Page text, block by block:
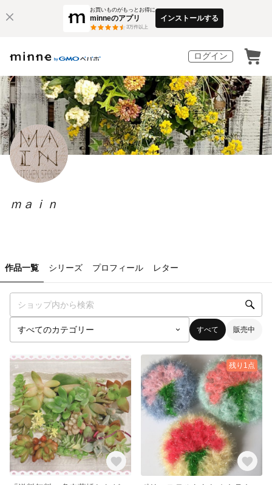
お買いものがもっとお得に
minneのアプリ
3万件以上
インストールする
ログイン
ｍａｉｎ
作品一覧 シリーズ プロフィール レター
すべて 販売中
残り1点